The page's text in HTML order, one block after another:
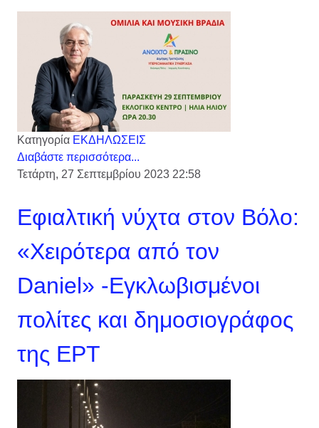
Κατηγορία ΕΚΔΗΛΩΣΕΙΣ
Διαβάστε περισσότερα...
Τετάρτη, 27 Σεπτεμβρίου 2023 22:58
Εφιαλτική νύχτα στον Βόλο:
«Χειρότερα από τον
Daniel» -Εγκλωβισμένοι
πολίτες και δημοσιογράφος
της ΕΡΤ